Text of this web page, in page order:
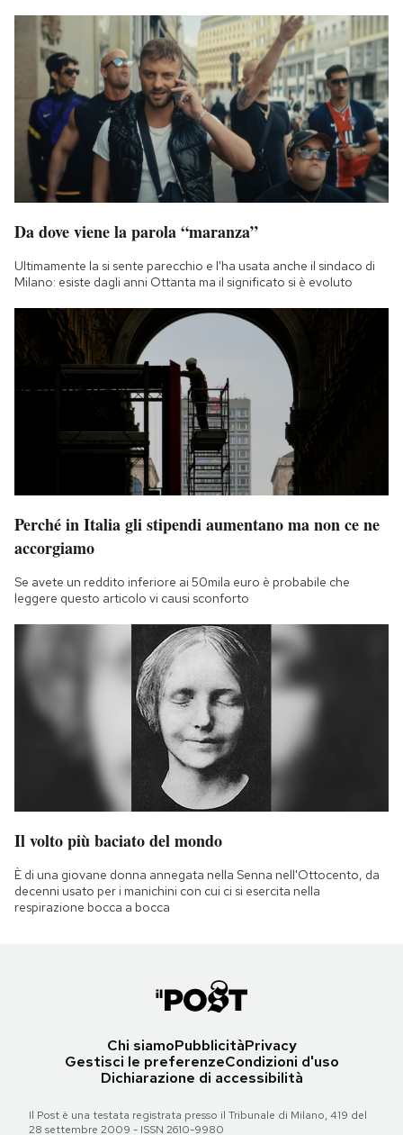
Da dove viene la parola “maranza”
Ultimamente la si sente parecchio e l'ha usata anche il sindaco di
Milano: esiste dagli anni Ottanta ma il significato si è evoluto
Perché in Italia gli stipendi aumentano ma non ce ne
accorgiamo
Se avete un reddito inferiore ai 50mila euro è probabile che
leggere questo articolo vi causi sconforto
Il volto più baciato del mondo
È di una giovane donna annegata nella Senna nell'Ottocento, da
decenni usato per i manichini con cui ci si esercita nella
respirazione bocca a bocca
Chi siamoPubblicitàPrivacy
Gestisci le preferenzeCondizioni d'uso
Dichiarazione di accessibilità
Il Post è una testata registrata presso il Tribunale di Milano, 419 del
28 settembre 2009 - ISSN 2610-9980